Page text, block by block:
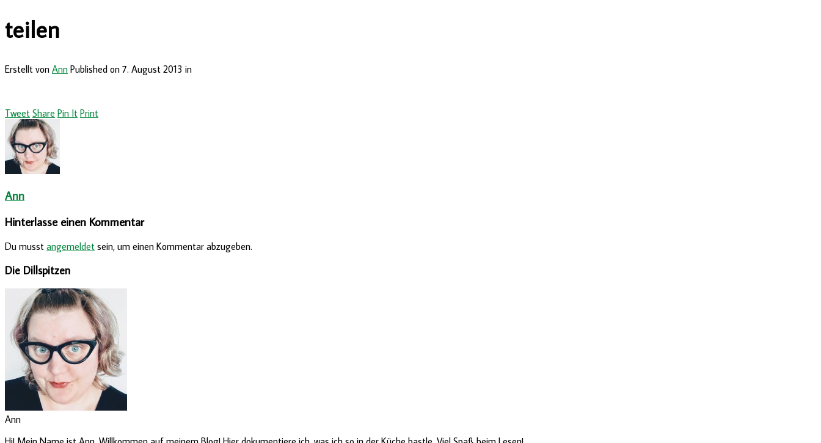
teilen
Erstellt von Ann Published on 7. August 2013 in
Tweet Share Pin It Print
Ann
Hinterlasse einen Kommentar
Du musst angemeldet sein, um einen Kommentar abzugeben.
Die Dillspitzen
Ann